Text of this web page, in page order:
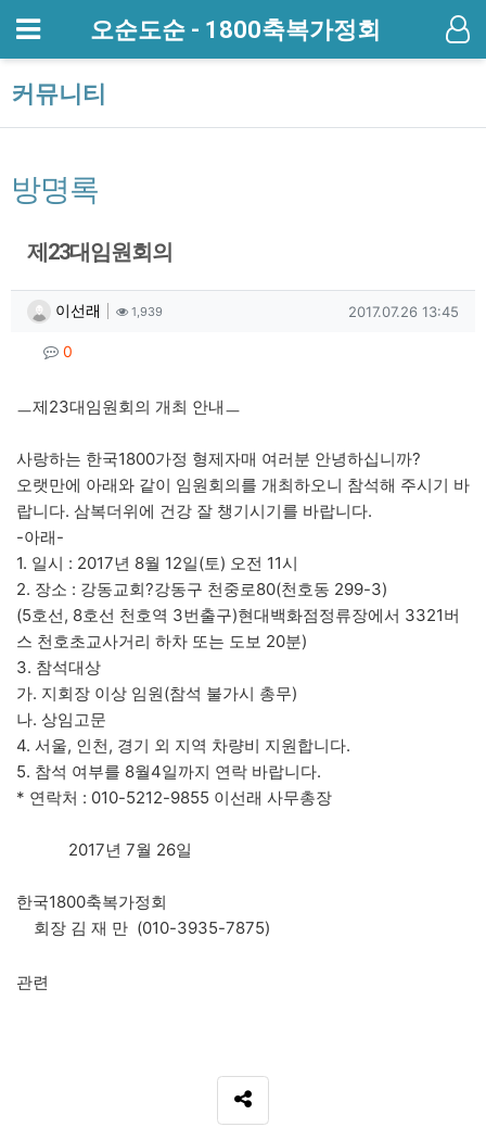
메뉴 오순도순 - 1800축복가정회
커뮤니티
방명록
제23대임원회의
작성자 정보
이선래 작성1,939조회 작성일
2017.07.26 13:45
컨텐츠 정보
0
본문
ㅡ제23대임원회의 개최 안내ㅡ
사랑하는 한국1800가정 형제자매 여러분 안녕하십니까?
오랫만에 아래와 같이 임원회의를 개최하오니 참석해 주시기 바
랍니다. 삼복더위에 건강 잘 챙기시기를 바랍니다.
-아래-
1. 일시 : 2017년 8월 12일(토) 오전 11시
2. 장소 : 강동교회?강동구 천중로80(천호동 299-3)
(5호선, 8호선 천호역 3번출구)현대백화점정류장에서 3321버
스 천호초교사거리 하차 또는 도보 20분)
3. 참석대상
가. 지회장 이상 임원(참석 불가시 총무)
나. 상임고문
4. 서울, 인천, 경기 외 지역 차량비 지원합니다.
5. 참석 여부를 8월4일까지 연락 바랍니다.
* 연락처 : 010-5212-9855 이선래 사무총장
2017년 7월 26일
한국1800축복가정회
회장 김 재 만 (010-3935-7875)
관련
SNS 공유